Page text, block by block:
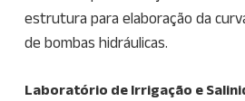
estrutura para elaboração da
de bombas hidráulicas.
Laboratório de Irrigação e